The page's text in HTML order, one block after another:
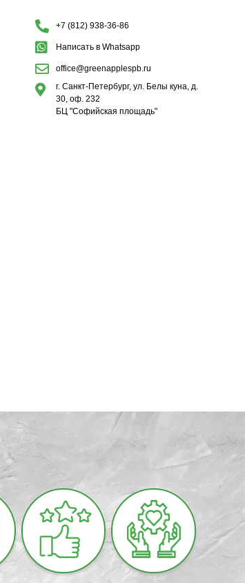
+7 (812) 938-36-86
Написать в Whatsapp
office@greenapplespb.ru
г. Санкт-Петербург, ул. Белы куна, д.
30, оф. 232
БЦ "Софийская площадь"